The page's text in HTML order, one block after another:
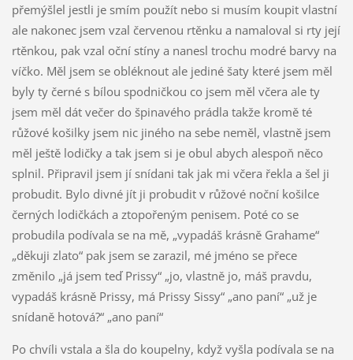
přemýšlel jestli je smím použít nebo si musím koupit vlastní
ale nakonec jsem vzal červenou rtěnku a namaloval si rty její
rtěnkou, pak vzal oční stíny a nanesl trochu modré barvy na
víčko. Měl jsem se obléknout ale jediné šaty které jsem měl
byly ty černé s bílou spodničkou co jsem měl včera ale ty
jsem měl dát večer do špinavého prádla takže kromě té
růžové košilky jsem nic jiného na sebe neměl, vlastně jsem
měl ještě lodičky a tak jsem si je obul abych alespoň něco
splnil. Připravil jsem jí snídani tak jak mi včera řekla a šel ji
probudit. Bylo divné jít ji probudit v růžové noční košilce
černých lodičkách a ztopořeným penisem. Poté co se
probudila podívala se na mě, „vypadáš krásně Grahame“
„děkuji zlato“ pak jsem se zarazil, mé jméno se přece
změnilo „já jsem teď Prissy“ „jo, vlastně jo, máš pravdu,
vypadáš krásně Prissy, má Prissy Sissy“ „ano paní“ „už je
snídaně hotová?“ „ano paní“
Po chvíli vstala a šla do koupelny, když vyšla podívala se na